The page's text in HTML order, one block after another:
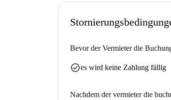
Bevor der Vermieter die
check_circlees wird keine Zahlung fällig
Nachdem der vermieter die